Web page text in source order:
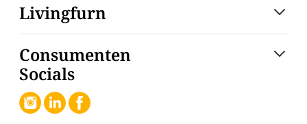
Livingfurn
Consumenten
Socials